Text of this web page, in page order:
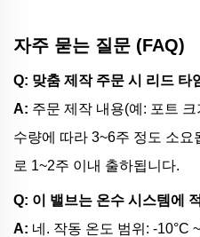
자주 묻는 질문 (FAQ)
Q: 맞춤 제작 주문 시 리드 타
A: 주문 제작 내용(예: 포트
수량에 따라 3~6주 정도 소
로 1~2주 이내 출하됩니다.
Q: 이 밸브는 온수 시스템에
A: 네. 작동 온도 범위: -10°C